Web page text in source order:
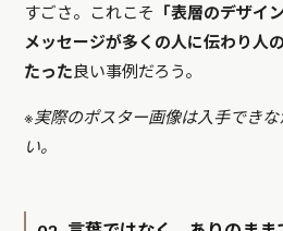
すごさ。これこそ
「表層のデザイ
メッセージが多くの人に伝わり人
たった良い事例だろう。
※実際のポスター画像は入手でき
い。